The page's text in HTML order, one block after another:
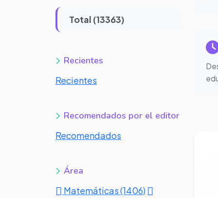
Total (13363)
Recientes
Recientes
Recomendados por el editor
Recomendados
Área
Matemáticas (1406)